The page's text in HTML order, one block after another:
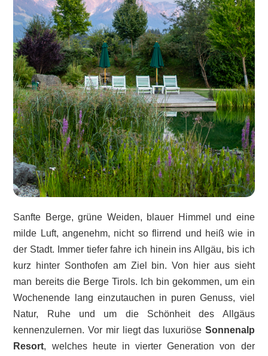
Sanfte Berge, grüne Weiden, blauer Himmel und eine
milde Luft, angenehm, nicht so flirrend und heiß wie in
der Stadt. Immer tiefer fahre ich hinein ins Allgäu, bis ich
kurz hinter Sonthofen am Ziel bin. Von hier aus sieht
man bereits die Berge Tirols. Ich bin gekommen, um ein
Wochenende lang einzutauchen in puren Genuss, viel
Natur, Ruhe und um die Schönheit des Allgäus
kennenzulernen. Vor mir liegt das luxuriöse Sonnenalp
Resort, welches heute in vierter Generation von der